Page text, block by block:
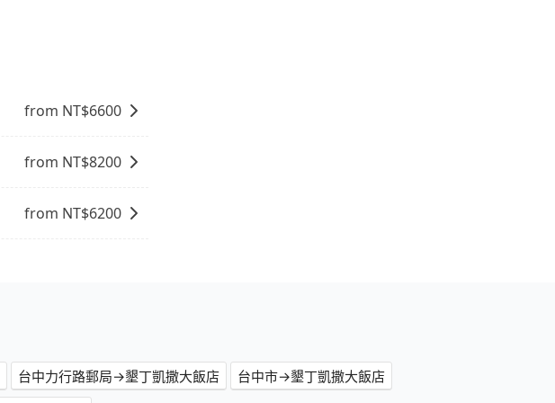
from NT$6600
from NT$8200
from NT$6200
台中力行路郵局→墾丁凱撒大飯店
台中市→墾丁凱撒大飯店